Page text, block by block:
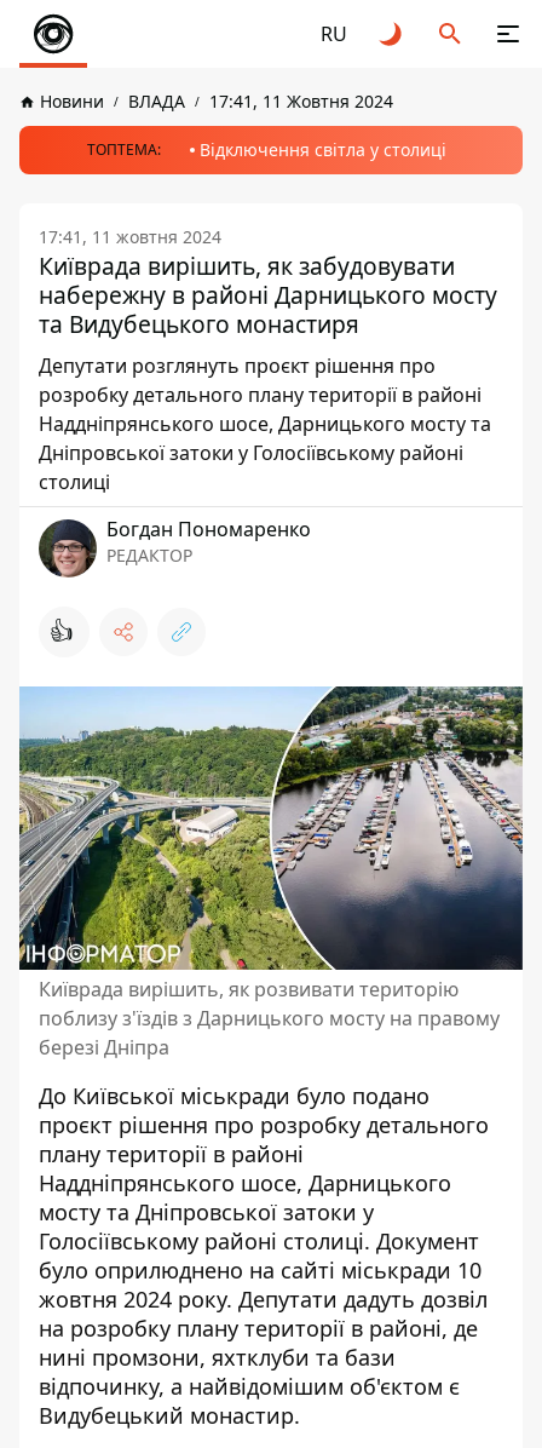
RU
Новини ВЛАДА 17:41, 11 Жовтня 2024
ТОПТЕМА: Відключення світла у столиці
17:41, 11 жовтня 2024
Київрада вирішить, як забудовувати
набережну в районі Дарницького мосту
та Видубецького монастиря
Депутати розглянуть проєкт рішення про
розробку детального плану території в районі
Наддніпрянського шосе, Дарницького мосту та
Дніпровської затоки у Голосіївському районі
столиці
Богдан Пономаренко
РЕДАКТОР
👍
Київрада вирішить, як розвивати територію
поблизу з'їздів з Дарницького мосту на правому
березі Дніпра
До Київської міськради було подано
проєкт рішення про розробку детального
плану території в районі
Наддніпрянського шосе, Дарницького
мосту та Дніпровської затоки у
Голосіївському районі столиці. Документ
було оприлюднено на сайті міськради 10
жовтня 2024 року. Депутати дадуть дозвіл
на розробку плану території в районі, де
нині промзони, яхтклуби та бази
відпочинку, а найвідомішим об'єктом є
Видубецький монастир.